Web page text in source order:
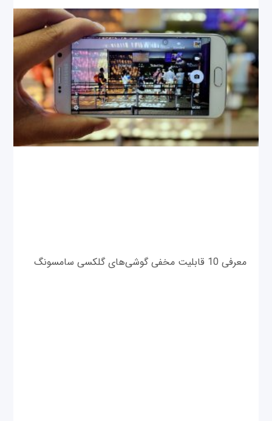
معرفی 10 قابلیت مخفی گوشی‌های گلکسی سامسونگ